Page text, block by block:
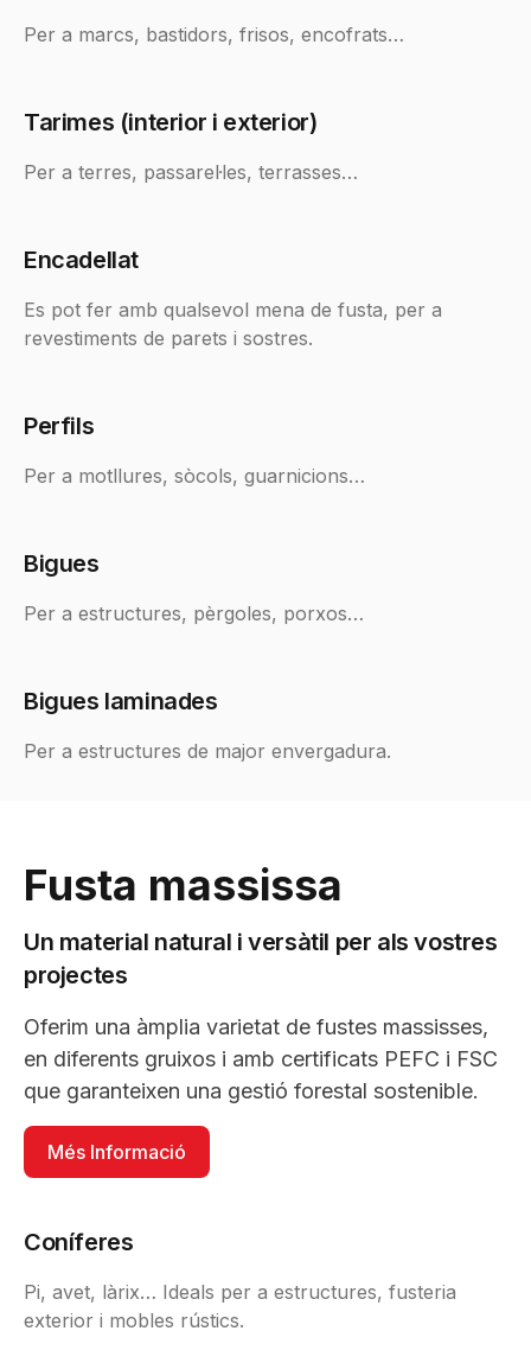
Per a marcs, bastidors, frisos, encofrats…
Tarimes (interior i exterior)
Per a terres, passarel·les, terrasses…
Encadellat
Es pot fer amb qualsevol mena de fusta, per a
revestiments de parets i sostres.
Perfils
Per a motllures, sòcols, guarnicions…
Bigues
Per a estructures, pèrgoles, porxos…
Bigues laminades
Per a estructures de major envergadura.
Fusta massissa
Un material natural i versàtil per als vostres
projectes
Oferim una àmplia varietat de fustes massisses,
en diferents gruixos i amb certificats PEFC i FSC
que garanteixen una gestió forestal sostenible.
Més Informació
Coníferes
Pi, avet, làrix… Ideals per a estructures, fusteria
exterior i mobles rústics.